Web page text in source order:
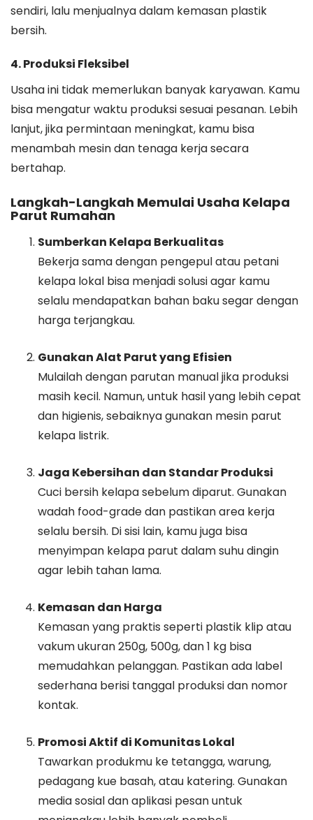
sendiri, lalu menjualnya dalam kemasan plastik
bersih.
4.Produksi Fleksibel
Usaha ini tidak memerlukan banyak karyawan. Kamu
bisa mengatur waktu produksi sesuai pesanan. Lebih
lanjut, jika permintaan meningkat, kamu bisa
menambah mesin dan tenaga kerja secara
bertahap.
Langkah-Langkah Memulai Usaha Kelapa
Parut Rumahan
Sumberkan Kelapa Berkualitas
Bekerja sama dengan pengepul atau petani
kelapa lokal bisa menjadi solusi agar kamu
selalu mendapatkan bahan baku segar dengan
harga terjangkau.
Gunakan Alat Parut yang Efisien
Mulailah dengan parutan manual jika produksi
masih kecil. Namun, untuk hasil yang lebih cepat
dan higienis, sebaiknya gunakan mesin parut
kelapa listrik.
Jaga Kebersihan dan Standar Produksi
Cuci bersih kelapa sebelum diparut. Gunakan
wadah food-grade dan pastikan area kerja
selalu bersih. Di sisi lain, kamu juga bisa
menyimpan kelapa parut dalam suhu dingin
agar lebih tahan lama.
Kemasan dan Harga
Kemasan yang praktis seperti plastik klip atau
vakum ukuran 250g, 500g, dan 1 kg bisa
memudahkan pelanggan. Pastikan ada label
sederhana berisi tanggal produksi dan nomor
kontak.
Promosi Aktif di Komunitas Lokal
Tawarkan produkmu ke tetangga, warung,
pedagang kue basah, atau katering. Gunakan
media sosial dan aplikasi pesan untuk